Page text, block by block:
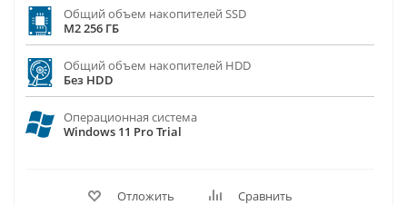
Общий объем накопителей SSD
M2 256 ГБ
Общий объем накопителей HDD
Без HDD
Операционная система
Windows 11 Pro Trial
Отложить Сравнить